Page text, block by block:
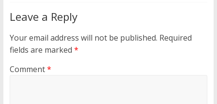
Leave a Reply
Your email address will not be published. Required
fields are marked *
Comment*